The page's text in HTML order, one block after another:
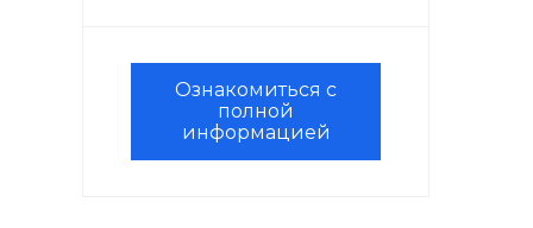
Ознакомиться с
полной
информацией